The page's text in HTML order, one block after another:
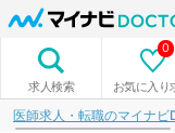
求人検索 お気に入り
0
医師求人・転職のマイナビ